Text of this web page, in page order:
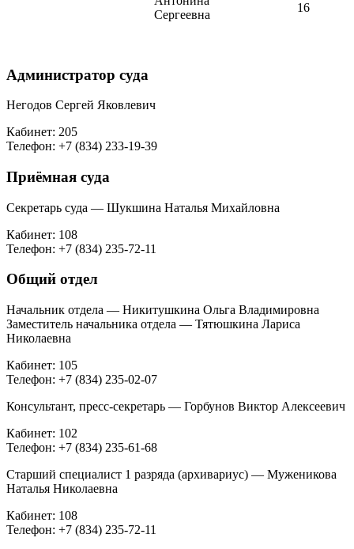
Сергеевна
16
Администратор суда
Негодов Сергей Яковлевич
Кабинет: 205
Телефон: +7 (834) 233-19-39
Приёмная суда
Секретарь суда — Шукшина Наталья Михайловна
Кабинет: 108
Телефон: +7 (834) 235-72-11
Общий отдел
Начальник отдела — Никитушкина Ольга Владимировна
Заместитель начальника отдела — Тятюшкина Лариса
Николаевна
Кабинет: 105
Телефон: +7 (834) 235-02-07
Консультант, пресс-секретарь — Горбунов Виктор Алексеевич
Кабинет: 102
Телефон: +7 (834) 235-61-68
Старший специалист 1 разряда (архивариус) — Муженикова
Наталья Николаевна
Кабинет: 108
Телефон: +7 (834) 235-72-11